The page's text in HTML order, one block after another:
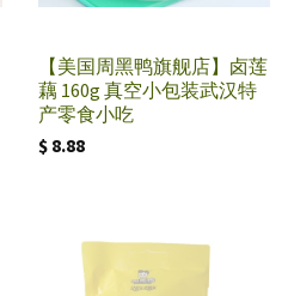
【美国周黑鸭旗舰店】卤莲
藕 160g 真空小包装武汉特
产零食小吃
$ 8.88